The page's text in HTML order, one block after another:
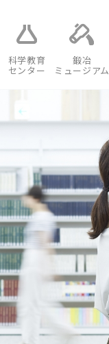
科学教育
センター
鍛冶
ミュージアム